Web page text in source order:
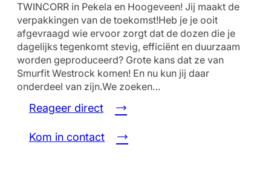
TWINCORR in Pekela en Hoogeveen! Jij maakt de
verpakkingen van de toekomst!Heb je je ooit
afgevraagd wie ervoor zorgt dat de dozen die je
dagelijks tegenkomt stevig, efficiënt en duurzaam
worden geproduceerd? Grote kans dat ze van
Smurfit Westrock komen! En nu kun jij daar
onderdeel van zijn.We zoeken…
Reageer direct
Kom in contact